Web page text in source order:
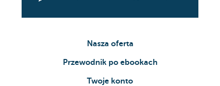
Nasza oferta
Przewodnik po ebookach
Twoje konto